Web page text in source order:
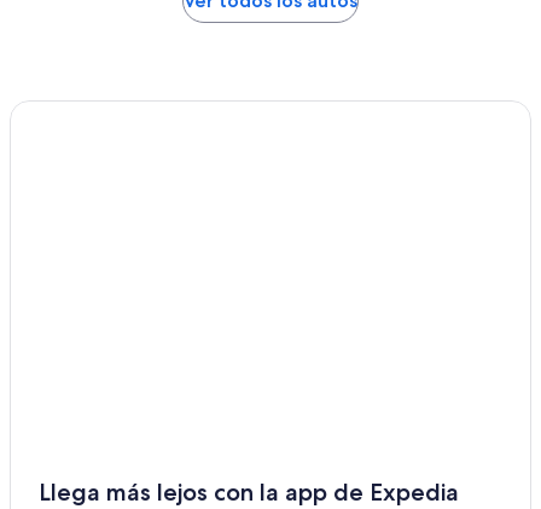
Llega más lejos con la app de Expedia